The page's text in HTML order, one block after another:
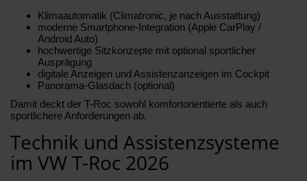
Klimaautomatik (Climatronic, je nach Ausstattung)
moderne Smartphone-Integration (Apple CarPlay /
Android Auto)
hochwertige Sitzkonzepte mit optional sportlicher
Ausprägung
digitale Anzeigen und Assistenzanzeigen im Cockpit
Panorama-Glasdach (optional)
Damit deckt der T-Roc sowohl komfortorientierte als auch
sportlichere Anforderungen ab.
Technik und Assistenzsysteme
im VW T-Roc 2026